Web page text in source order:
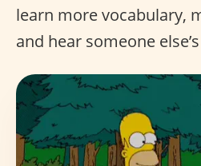
learn more vocabulary,
and hear someone